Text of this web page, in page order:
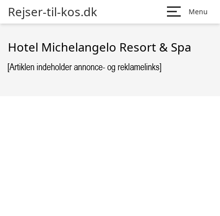
Rejser-til-kos.dk Menu
Hotel Michelangelo Resort & Spa